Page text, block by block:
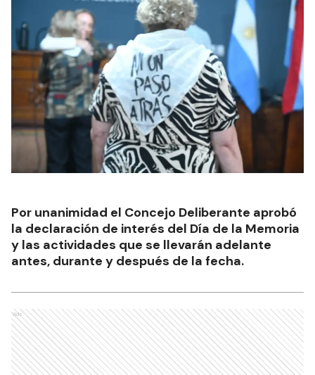
Por unanimidad el Concejo Deliberante aprobó
la declaración de interés del Día de la Memoria
y las actividades que se llevarán adelante
antes, durante y después de la fecha.
Ads